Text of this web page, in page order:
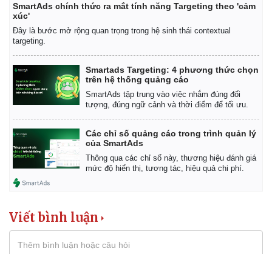
SmartAds chính thức ra mắt tính năng Targeting theo 'cảm
xúc'
Đây là bước mở rộng quan trọng trong hệ sinh thái contextual
targeting.
Smartads Targeting: 4 phương thức chọn
trên hệ thống quảng cáo
SmartAds tập trung vào việc nhắm đúng đối
tượng, đúng ngữ cảnh và thời điểm để tối ưu.
Các chỉ số quảng cáo trong trình quản lý
của SmartAds
Thông qua các chỉ số này, thương hiệu đánh giá
mức độ hiển thị, tương tác, hiệu quả chi phí.
Viết bình luận